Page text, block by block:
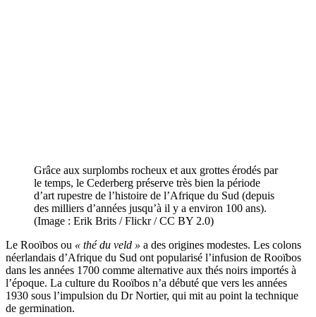
Grâce aux surplombs rocheux et aux grottes érodés par
le temps, le Cederberg préserve très bien la période
d’art rupestre de l’histoire de l’Afrique du Sud (depuis
des milliers d’années jusqu’à il y a environ 100 ans).
(Image : Erik Brits / Flickr / CC BY 2.0)
Le Rooïbos ou « thé du veld » a des origines modestes. Les colons
néerlandais d’Afrique du Sud ont popularisé l’infusion de Rooïbos
dans les années 1700 comme alternative aux thés noirs importés à
l’époque. La culture du Rooïbos n’a débuté que vers les années
1930 sous l’impulsion du Dr Nortier, qui mit au point la technique
de germination.